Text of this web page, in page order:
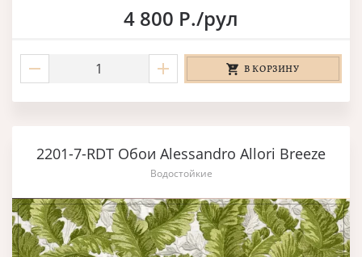
4 800 Р./рул
В КОРЗИНУ
2201-7-RDT Обои Alessandro Allori Breeze
Водостойкие